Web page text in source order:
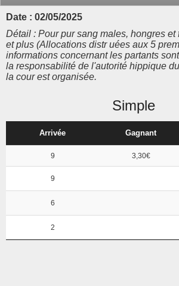
Date : 02/05/2025
Détail : Pour pur sang males, hongres et
et plus (Allocations distr uées aux 5
informations concernant les partants
la responsabilité de l'autorité hippique
la cour est organisée.
Simple
Arrivée Gagnant
9 3,30€
9
6
2